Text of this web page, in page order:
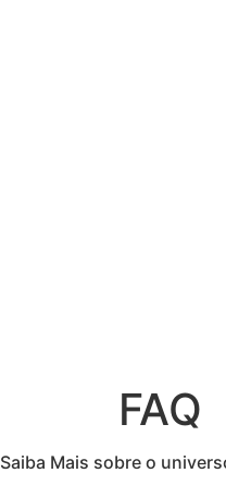
FAQ
Saiba Mais sobre o